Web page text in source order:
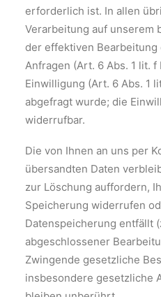
erforderlich ist. In allen
Verarbeitung auf unserem
der effektiven
Anfragen (Art. 6 Abs. 1 lit. f
Einwilligung (Art. 6 Abs. 1
abgefragt wurde; die
widerrufbar.
Die von Ihnen an uns per
übersandten Daten
zur Löschung auffordern,
Speicherung widerrufen
Datenspeicherung entfällt
abgeschlossener
Zwingende gesetzliche
insbesondere gesetzliche